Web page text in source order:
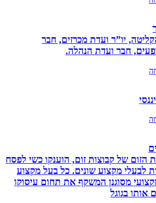
יו”ר ועדת מכרזים, חבר
חבר ועדת הנהלה.
של קבוצות זום, הוענקו כשי לפסח
מקצוע שונים. כל בעל מקצוע
מסוגנן המשקף את תחום עיסוקו
בגוגל